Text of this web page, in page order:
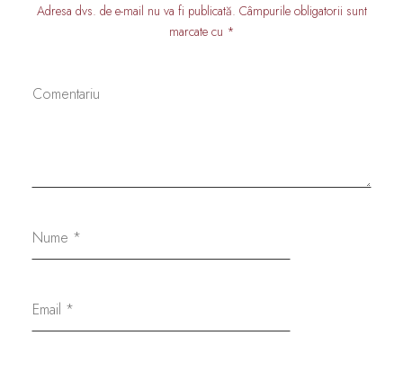
Adresa dvs. de e-mail nu va fi publicată. Câmpurile obligatorii sunt
marcate cu *